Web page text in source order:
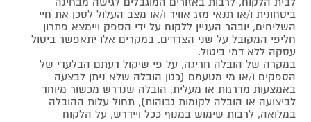
ביטחונית ו/או תנאי מזג אוויר ו/או מצב העלול לסכן את חיי
השליחים, יובהר העניין ללקוח על ידי הספק ויימצא פתרון
חליפי המקובל על שני הצדדים. במקרים אלו יתאפשר ביטול
עסקה ללא דמי ביטול.
במקרה של הובלה חריגה, על פי שיקול דעתם הבלעדי של
הספקים ו/או מי מטעמם (כגון הובלה שלא ניתן לבצעה
באמצעות מדרגות או מעלית, הובלה שנדרש מכשור מיוחד
לביצועה או הובלה לקומות גבוהות), תחול עלות ההובלה
במלואה, לרבות שימוש במנוף ככל ויידרש, על הלקוח